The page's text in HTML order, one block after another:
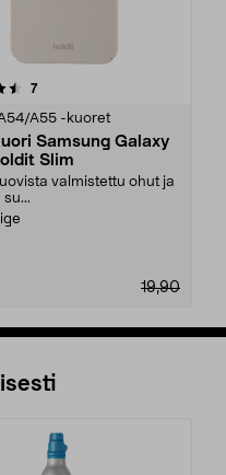
7arvostelut
A55 -kuoret
Samsung Galaxy
Slim
valmistettu ohut ja
19,90
4.0 viidestä